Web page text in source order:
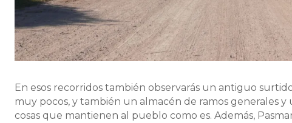
En esos recorridos también observarás un antiguo
muy pocos, y también un almacén de ramos generales
cosas que mantienen al pueblo como es. Además,